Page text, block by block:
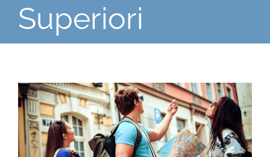
Superiori
Ingrandisci
immagine